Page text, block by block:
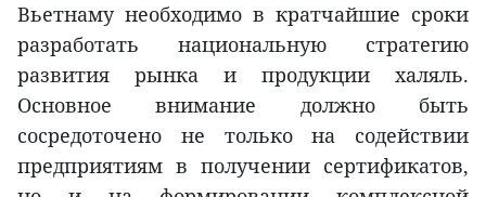
Вьетнаму необходимо в кратчайшие сроки
разработать национальную стратегию
развития рынка и продукции халяль.
Основное внимание должно быть
сосредоточено не только на содействии
предприятиям в получении сертификатов,